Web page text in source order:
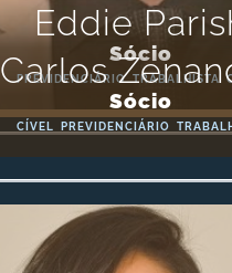
Eddie
Sócio
PREVIDENCIÁRIO TRABALHISTA
Carlos
Sócio
CÍVEL PREVIDENCIÁRIO